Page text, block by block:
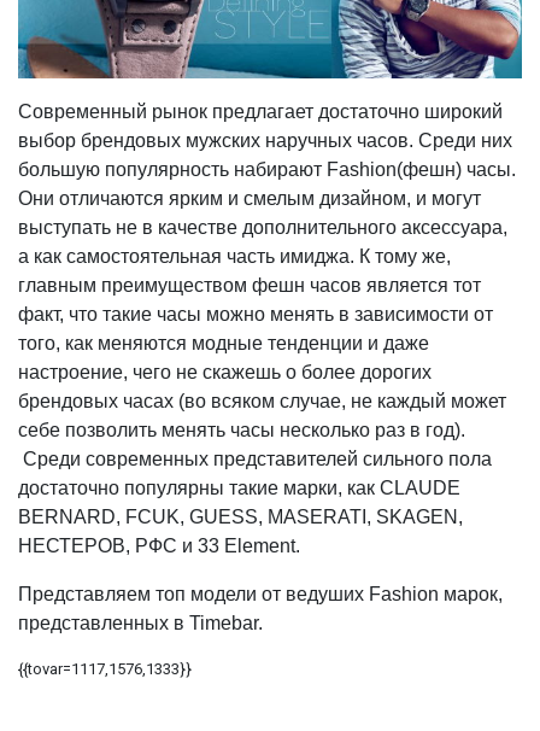
Современный рынок предлагает достаточно широкий
выбор брендовых мужских наручных часов. Среди них
большую популярность набирают Fashion(фешн) часы.
Они отличаются ярким и смелым дизайном, и могут
выступать не в качестве дополнительного аксессуара,
а как самостоятельная часть имиджа. К тому же,
главным преимуществом фешн часов является тот
факт, что такие часы можно менять в зависимости от
того, как меняются модные тенденции и даже
настроение, чего не скажешь о более дорогих
брендовых часах (во всяком случае, не каждый может
себе позволить менять часы несколько раз в год).
Среди современных представителей сильного пола
достаточно популярны такие марки, как CLAUDE
BERNARD, FCUK, GUESS, MASERATI, SKAGEN,
НЕСТЕРОВ, РФС и 33 Element.
Представляем топ модели от ведуших Fashion марок,
представленных в Timebar.
{{tovar=1117,1576,1333}}